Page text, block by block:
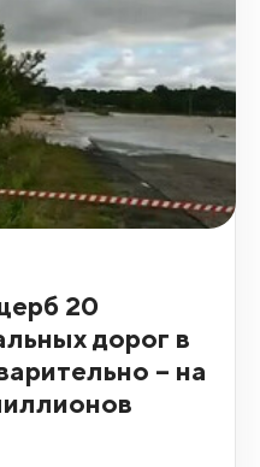
20
дорог в
– на